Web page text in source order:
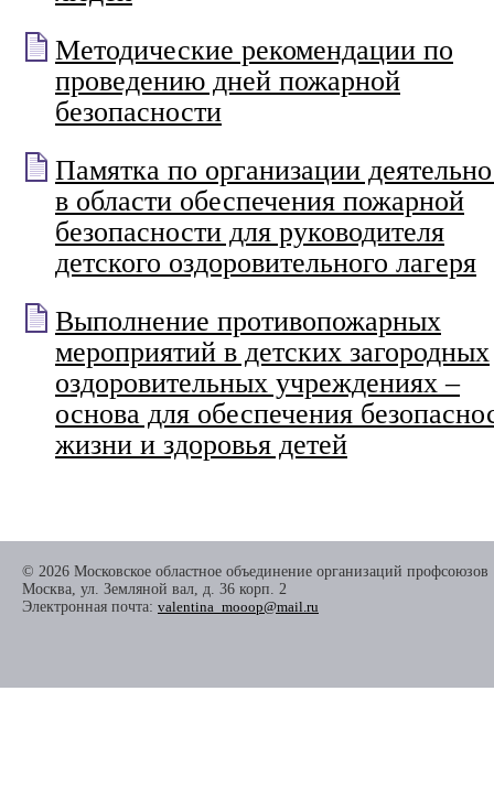
Методические рекомендации по
проведению дней пожарной
безопасности
Памятка по организации
в области обеспечения пожарной
безопасности для руководителя
детского оздоровительного лагеря
Выполнение противопожарных
мероприятий в детских загородных
оздоровительных учреждениях –
основа для обеспечения
жизни и здоровья детей
© 2026 Московское областное объединение организаций профсоюзов
Москва, ул. Земляной вал, д. 36 корп. 2
Электронная почта: valentina_mooop@mail.ru